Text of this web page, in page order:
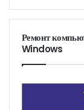
Ремонт
Windows